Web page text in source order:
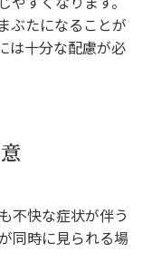
ぶたになることが
は十分な配慮が必
不快な症状が伴う
同時に見られる場